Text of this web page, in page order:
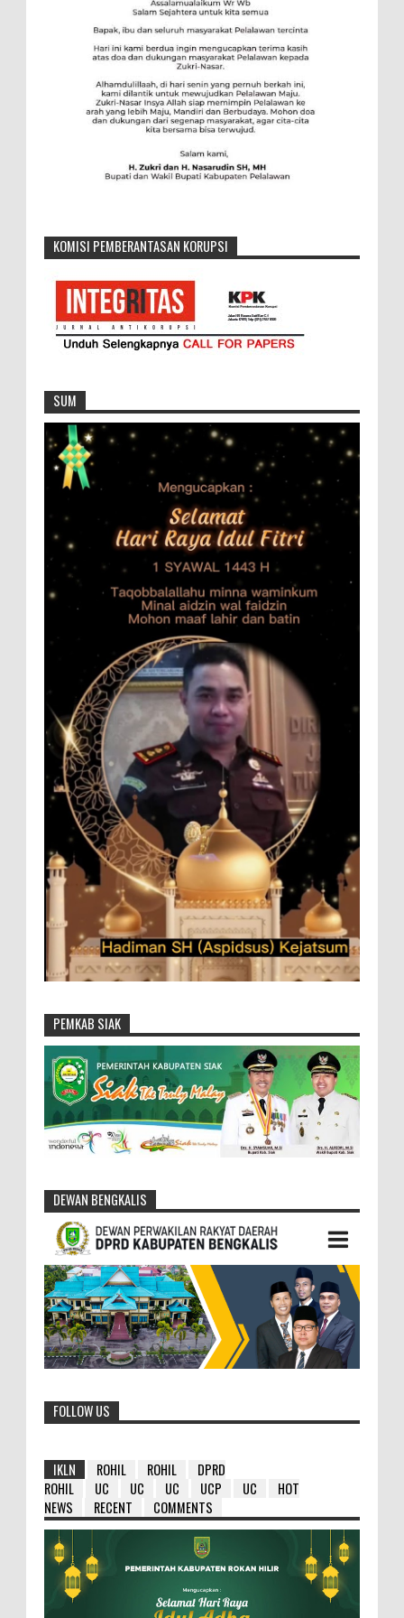
KOMISI PEMBERANTASAN KORUPSI
SUM
PEMKAB SIAK
DEWAN BENGKALIS
FOLLOW US
IKLN ROHIL ROHIL
DPRD
ROHIL
UC UC UC UCP UC
HOT
NEWS
RECENT COMMENTS